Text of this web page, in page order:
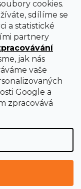
cookies.
sdílíme se
a statistické
partnery
jak nás
vaše
Google a
zpracovává